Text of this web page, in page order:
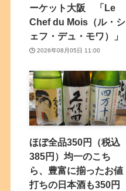
ーケット大阪 「Le
Chef du Mois（ル・シ
ェフ・デュ・モワ）」
2026年08月05日 11:00
ほぼ全品350円（税込
385円）均一のこち
ら、豊富に揃ったお値
打ちの日本酒も350円